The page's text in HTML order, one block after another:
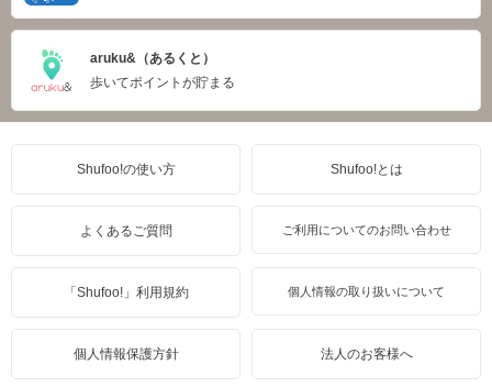
aruku&（あるくと）
歩いてポイントが貯まる
Shufoo!の使い方 Shufoo!とは
よくあるご質問 ご利用についてのお問い合わせ
「Shufoo!」利用規約 個人情報の取り扱いについて
個人情報保護方針 法人のお客様へ